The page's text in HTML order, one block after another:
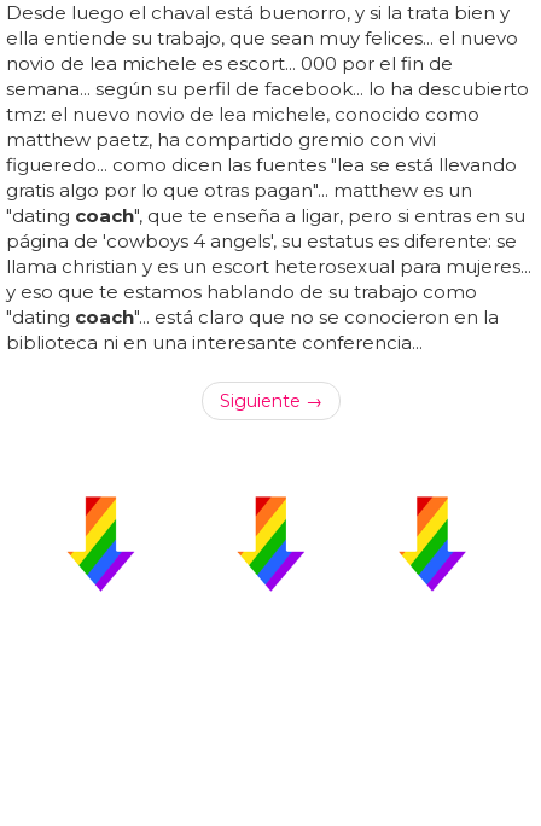
Desde luego el chaval está buenorro, y si la trata bien y
ella entiende su trabajo, que sean muy felices... el nuevo
novio de lea michele es escort... 000 por el fin de
semana... según su perfil de facebook... lo ha descubierto
tmz: el nuevo novio de lea michele, conocido como
matthew paetz, ha compartido gremio con vivi
figueredo... como dicen las fuentes "lea se está llevando
gratis algo por lo que otras pagan"... matthew es un
"dating coach", que te enseña a ligar, pero si entras en su
página de 'cowboys 4 angels', su estatus es diferente: se
llama christian y es un escort heterosexual para mujeres...
y eso que te estamos hablando de su trabajo como
"dating coach"... está claro que no se conocieron en la
biblioteca ni en una interesante conferencia...
Siguiente →